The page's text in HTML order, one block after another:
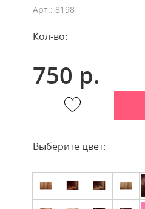
Арт.: 8198
Кол-во:
750 р.
Выберите цвет: